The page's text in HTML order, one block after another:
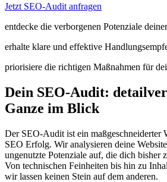
Jetzt SEO-Audit anfragen
entdecke die verborgenen Potenziale
erhalte klare und effektive
priorisiere die richtigen Maßnahmen für
Dein SEO-Audit:
Ganze im Blick
Der SEO-Audit ist ein maßgeschneiderter
SEO Erfolg. Wir analysieren deine
ungenutzte Potenziale auf, die dich bisher
Von technischen Feinheiten bis hin zu
wir lassen keinen Stein auf dem anderen.